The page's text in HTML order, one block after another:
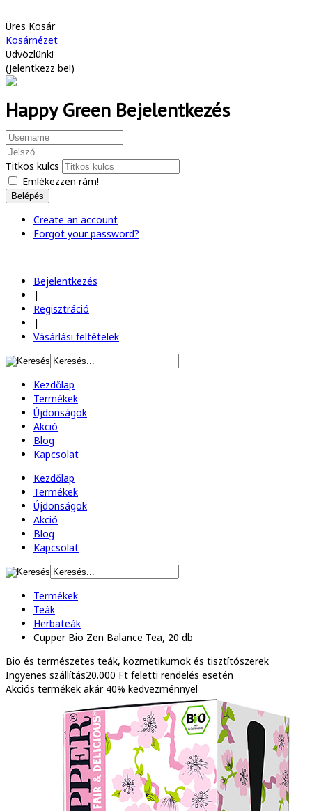
Üres Kosár
Kosárnézet
Üdvözlünk!
(Jelentkezz be!)
Happy Green Bejelentkezés
Titkos kulcs
Emlékezzen rám!
Belépés
Create an account
Forgot your password?
Bejelentkezés
|
Regisztráció
|
Vásárlási feltételek
Kezdőlap
Termékek
Újdonságok
Akció
Blog
Kapcsolat
Kezdőlap
Termékek
Újdonságok
Akció
Blog
Kapcsolat
Termékek
Teák
Herbateák
Cupper Bio Zen Balance Tea, 20 db
Bio és természetes teák, kozmetikumok és tisztítószerek
Ingyenes szállítás20.000 Ft feletti rendelés esetén
Akciós termékek akár 40% kedvezménnyel